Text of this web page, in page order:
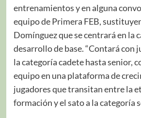
entrenamientos y en alguna
equipo de Primera FEB,
Domínguez que se centrará en la
desarrollo de base. “Contará con
la categoría cadete hasta senior,
equipo en una plataforma de
jugadores que transitan entre la
formación y el sato a la categoría